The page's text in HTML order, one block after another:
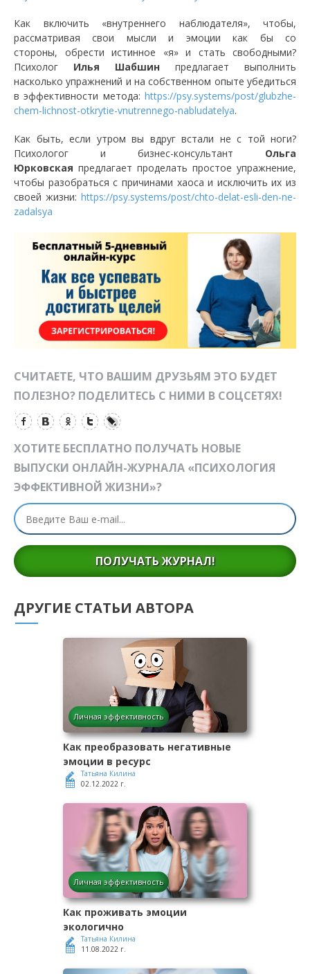
Как включить «внутреннего наблюдателя», чтобы,
рассматривая свои мысли и эмоции как бы со
стороны, обрести истинное «я» и стать свободными?
Психолог Илья Шабшин предлагает выполнить
насколько упражнений и на собственном опыте убедиться
в эффективности метода: https://psy.systems/post/glubzhe-
chem-lichnost-otkrytie-vnutrennego-nabludatelya.
Как быть, если утром вы вдруг встали не с той ноги?
Психологог и бизнес-консультант Ольга
Юрковская предлагает проделать простое упражнение,
чтобы разобраться с причинами хаоса и исключить их из
своей жизни: https://psy.systems/post/chto-delat-esli-den-ne-
zadalsya
СЧИТАЕТЕ, ЧТО ВАШИМ ДРУЗЬЯМ ЭТО БУДЕТ
ПОЛЕЗНО? ПОДЕЛИТЕСЬ С НИМИ В СОЦСЕТЯХ!
ХОТИТЕ БЕСПЛАТНО ПОЛУЧАТЬ НОВЫЕ
ВЫПУСКИ ОНЛАЙН-ЖУРНАЛА «ПСИХОЛОГИЯ
ЭФФЕКТИВНОЙ ЖИЗНИ»?
ПОЛУЧАТЬ ЖУРНАЛ!
ДРУГИЕ СТАТЬИ АВТОРА
Личная эффективность
Как преобразовать негативные
эмоции в ресурс
Татьяна Килина
02.12.2022 г.
Личная эффективность
Как проживать эмоции
экологично
Татьяна Килина
11.08.2022 г.